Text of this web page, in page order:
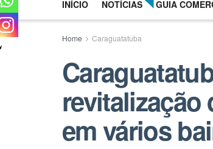
INÍCIO NOTÍCIAS GUIA
Home Caraguatatuba
revitalização
em vários